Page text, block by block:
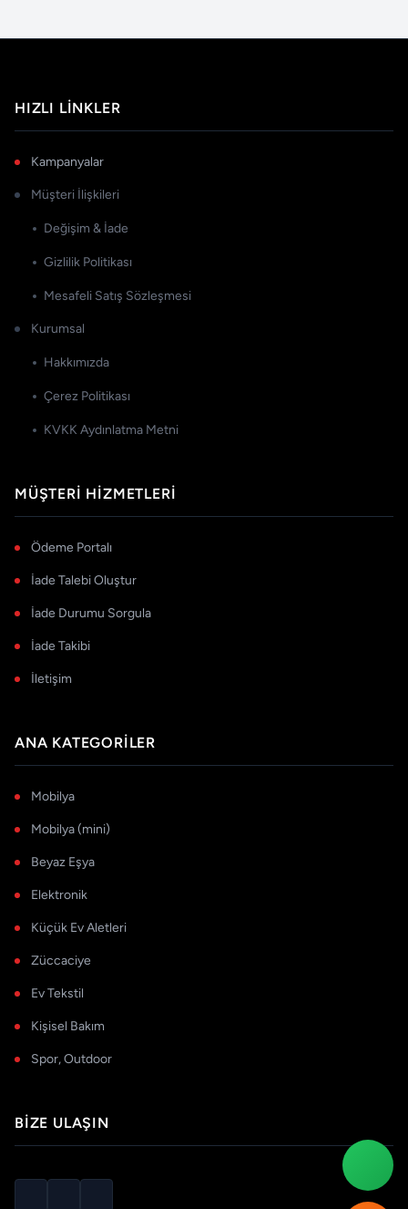
HIZLI LINKLER
Kampanyalar
Müşteri İlişkileri
Değişim & İade
Gizlilik Politikası
Mesafeli Satış Sözleşmesi
Kurumsal
Hakkımızda
Çerez Politikası
KVKK Aydınlatma Metni
MÜŞTERI HIZMETLERI
Ödeme Portalı
İade Talebi Oluştur
İade Durumu Sorgula
İade Takibi
İletişim
ANA KATEGORILER
Mobilya
Mobilya (mini)
Beyaz Eşya
Elektronik
Küçük Ev Aletleri
Züccaciye
Ev Tekstil
Kişisel Bakım
Spor, Outdoor
BIZE ULAŞIN